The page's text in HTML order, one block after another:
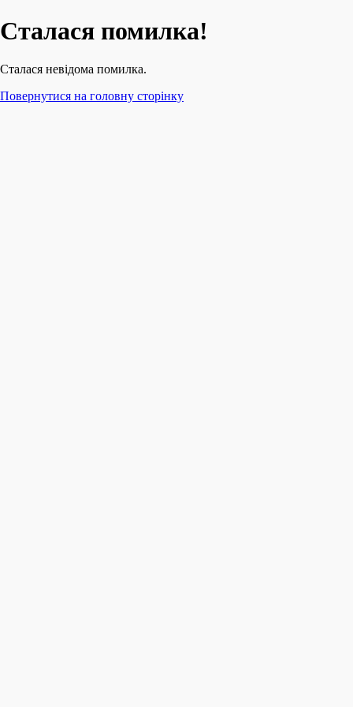
Сталася помилка!
Сталася невідома помилка.
Повернутися на головну сторінку